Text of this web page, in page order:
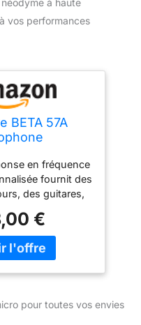
à haute
vos performances
BETA 57A
Micro-
Les
et
Un Élément
en fréquence
fournit des
des guitares,
son de qualité
Conception
supercardioïde
qui facilite
€
pour toutes vos envies